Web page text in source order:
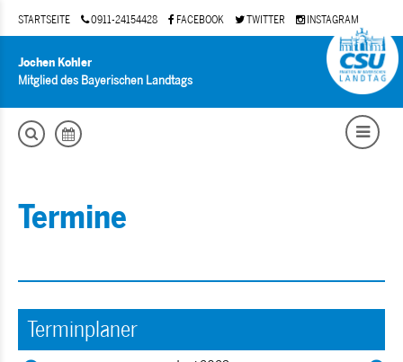
STARTSEITE 0911-24154428 FACEBOOK TWITTER INSTAGRAM
Jochen Kohler
Mitglied des Bayerischen Landtags
Termine
Terminplaner